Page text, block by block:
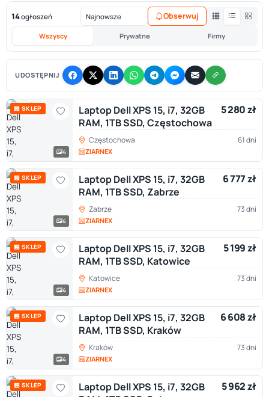
14ogłoszeń
Wszyscy Prywatne Firmy
Obserwuj
UDOSTĘPNIJ
🏪 SKLEP
4
Laptop Dell XPS 15, i7, 32GB
RAM, 1TB SSD, Częstochowa
5 280 zł
Częstochowa 61 dni
ZIARNEX
🏪 SKLEP
4
Laptop Dell XPS 15, i7, 32GB
RAM, 1TB SSD, Zabrze
6 777 zł
Zabrze 73 dni
ZIARNEX
🏪 SKLEP
4
Laptop Dell XPS 15, i7, 32GB
RAM, 1TB SSD, Katowice
5 199 zł
Katowice 73 dni
ZIARNEX
🏪 SKLEP
4
Laptop Dell XPS 15, i7, 32GB
RAM, 1TB SSD, Kraków
6 608 zł
Kraków 73 dni
ZIARNEX
🏪 SKLEP
Laptop Dell XPS 15, i7, 32GB
5 962 zł